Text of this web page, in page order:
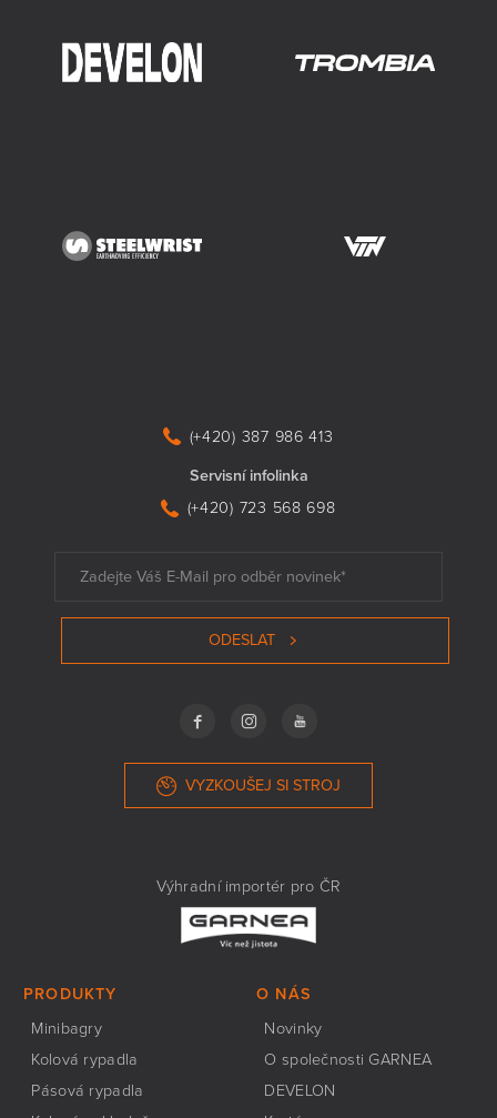
(+420) 387 986 413
Servisní infolinka
(+420) 723 568 698
ODESLAT
VYZKOUŠEJ SI STROJ
Výhradní importér pro ČR
PRODUKTY
Minibagry
Kolová rypadla
Pásová rypadla
O NÁS
Novinky
O společnosti GARNEA
DEVELON